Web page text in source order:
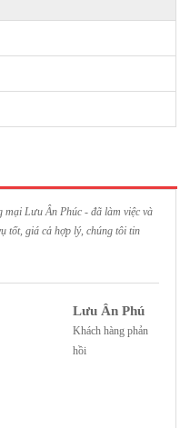
Lưu Ân Phúc - đã làm việc và
tốt, giá cả hợp lý, chúng tôi tin
Lưu Ân Phú
Khách hàng phản
hồi